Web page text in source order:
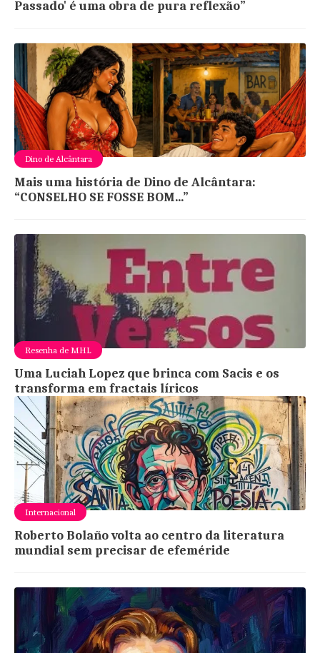
Passado' é uma obra de pura reflexão”
Dino de Alcântara
Mais uma história de Dino de Alcântara:
“CONSELHO SE FOSSE BOM...”
Resenha de MHL
Uma Luciah Lopez que brinca com Sacis e os
transforma em fractais líricos
Internacional
Roberto Bolaño volta ao centro da literatura
mundial sem precisar de efeméride